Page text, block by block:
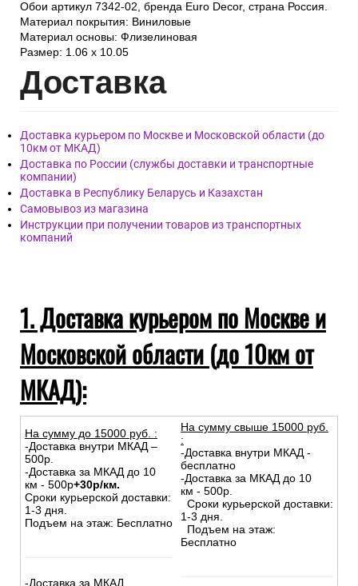
Обои артикул 7342-02, бренда Euro Decor, страна Россия.
Материал покрытия: Виниловые
Материал основы: Флизелиновая
Размер: 1.06 x 10.05
Доставка
Доставка курьером по Москве и Московской области (до
10км от МКАД)
Доставка по России (службы доставки и транспортные
компании)
Доставка в Республику Беларусь и Казахстан
Самовывоз из магазина
Инструкции при получении товаров из транспортных
компаний
1. Доставка курьером по Москве и
Московской области (до 10км от
МКАД):
На сумму до 15000 руб. :
-Доставка внутри МКАД –
500р.
-Доставка за МКАД до 10
км - 500р+30р/км.
Сроки курьерской доставки:
1-3 дня.
Подъем на этаж: Бесплатно
-Доставка за МКАД
На сумму свыше 15000 руб.
:
-Доставка внутри МКАД -
бесплатно
-Доставка за МКАД до 10
км - 500р.
Сроки курьерской доставки:
1-3 дня.
Подъем на этаж:
Бесплатно